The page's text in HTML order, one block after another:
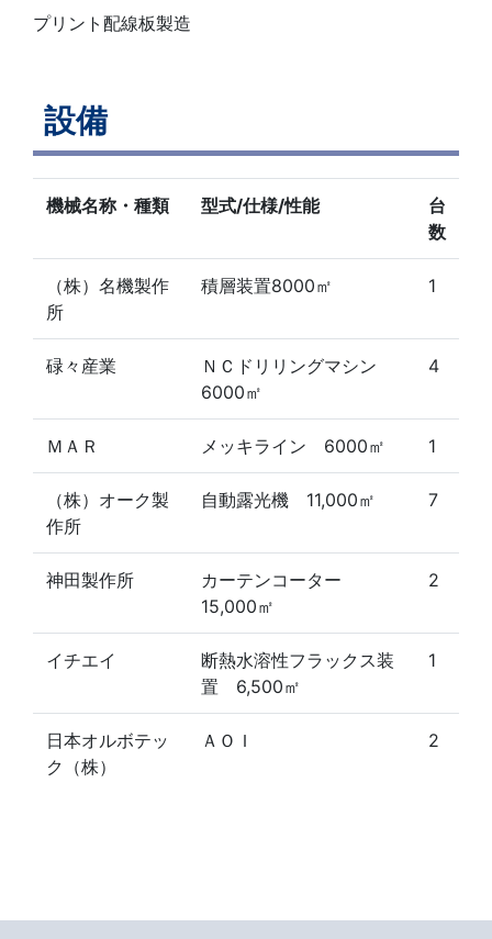
プリント配線板製造
設備
機械名称・種類 型式/仕様/性能
台
数
（株）名機製作
所
積層装置8000㎡ 1
碌々産業
ＮＣドリリングマシン
6000㎡
4
ＭＡＲ メッキライン 6000㎡ 1
（株）オーク製
作所
自動露光機 11,000㎡ 7
神田製作所
カーテンコーター
15,000㎡
2
イチエイ
断熱水溶性フラックス装
置 6,500㎡
1
日本オルボテッ
ク（株）
ＡＯＩ 2